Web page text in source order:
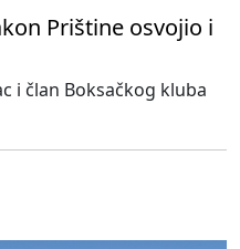
Prištine osvojio i
i član Boksačkog kluba